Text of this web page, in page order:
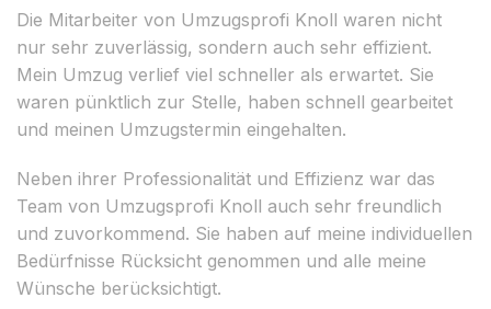
Die Mitarbeiter von Umzugsprofi Knoll waren nicht
nur sehr zuverlässig, sondern auch sehr effizient.
Mein Umzug verlief viel schneller als erwartet. Sie
waren pünktlich zur Stelle, haben schnell gearbeitet
und meinen Umzugstermin eingehalten.
Neben ihrer Professionalität und Effizienz war das
Team von Umzugsprofi Knoll auch sehr freundlich
und zuvorkommend. Sie haben auf meine individuellen
Bedürfnisse Rücksicht genommen und alle meine
Wünsche berücksichtigt.